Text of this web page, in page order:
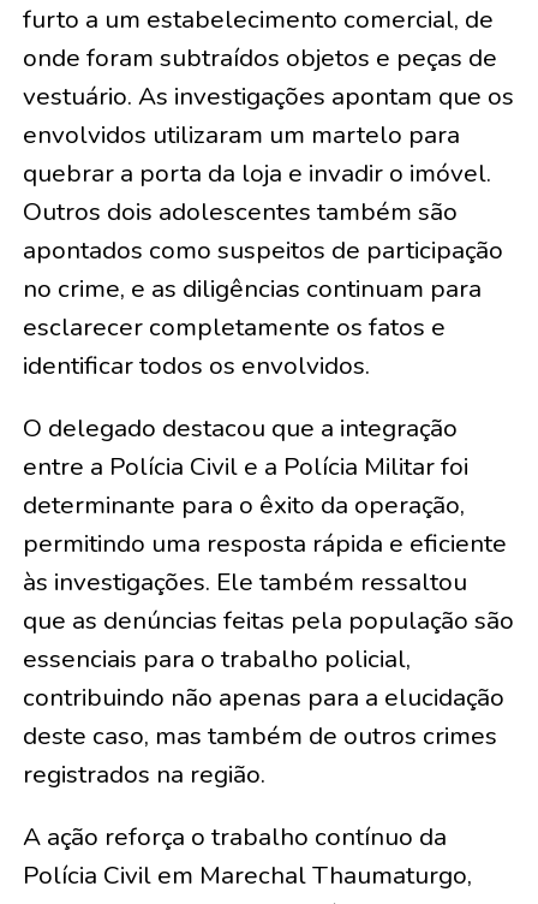
furto a um estabelecimento comercial, de
onde foram subtraídos objetos e peças de
vestuário. As investigações apontam que os
envolvidos utilizaram um martelo para
quebrar a porta da loja e invadir o imóvel.
Outros dois adolescentes também são
apontados como suspeitos de participação
no crime, e as diligências continuam para
esclarecer completamente os fatos e
identificar todos os envolvidos.
O delegado destacou que a integração
entre a Polícia Civil e a Polícia Militar foi
determinante para o êxito da operação,
permitindo uma resposta rápida e eficiente
às investigações. Ele também ressaltou
que as denúncias feitas pela população são
essenciais para o trabalho policial,
contribuindo não apenas para a elucidação
deste caso, mas também de outros crimes
registrados na região.
A ação reforça o trabalho contínuo da
Polícia Civil em Marechal Thaumaturgo,